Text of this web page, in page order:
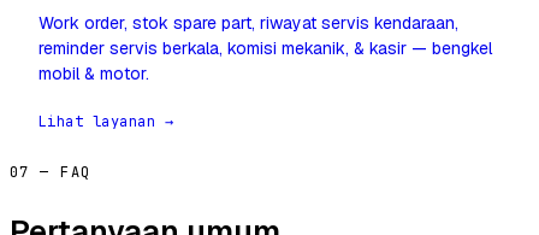
Work order, stok spare part, riwayat servis kendaraan,
reminder servis berkala, komisi mekanik, & kasir — bengkel
mobil & motor.
Lihat layanan →
07 — FAQ